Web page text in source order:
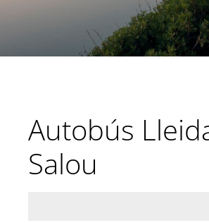
Autobús
Salou